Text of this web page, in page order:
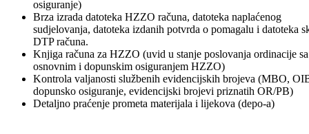
osiguranje)
Brza izrada datoteka HZZO računa, datoteka naplaćenog
sudjelovanja, datoteka izdanih potvrda o pomagalu i datoteka
DTP računa.
Knjiga računa za HZZO (uvid u stanje poslovanja ordinacije sa
osnovnim i dopunskim osiguranjem HZZO)
Kontrola valjanosti službenih evidencijskih brojeva (MBO,
dopunsko osiguranje, evidencijski brojevi priznatih OR/PB)
Detaljno praćenje prometa materijala i lijekova (depo-a)